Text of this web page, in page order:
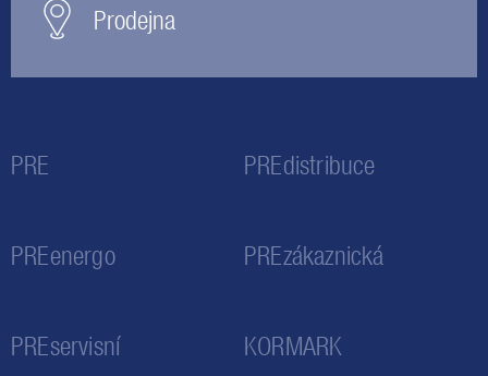
Prodejna
PRE PREdistribuce
PREenergo PREzákaznická
PREservisní KORMARK